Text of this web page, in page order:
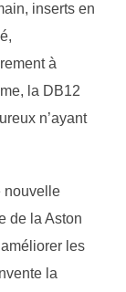
inserts en
à
la DB12
n’ayant
nouvelle
de la Aston
les
la